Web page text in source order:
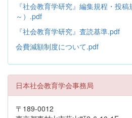
『社会教育学研究』編集規程・投
～）.pdf
『社会教育学研究』査読基準.pdf
会費減額制度について.pdf
日本社会教育学会事務局
〒189-0012